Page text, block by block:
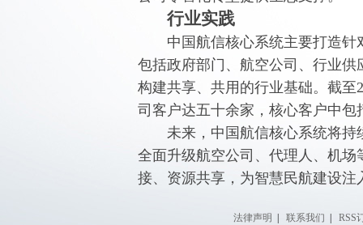
行业实践
中国航信核心系统主要打造针
包括政府部门、航空公司、行业
构建共享、共用的行业基础。截至
司客户达五十余家，核心客户中
未来，中国航信核心系统将持
全面升级航空公司、代理人、机
接、资源共享，为智慧民航建设注
法律声明 联系我们 RSS